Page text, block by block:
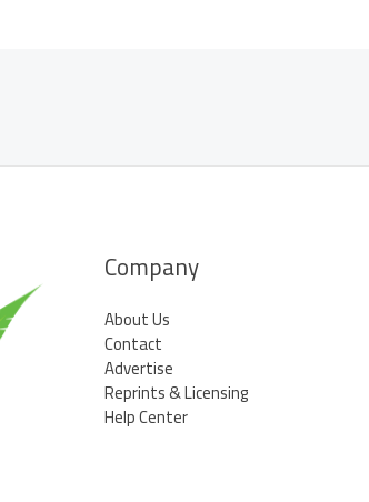
Company
About Us
Contact
Advertise
Reprints & Licensing
Help Center